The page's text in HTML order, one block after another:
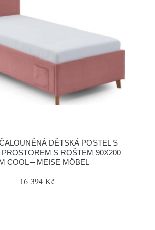
DĚTSKÁ POSTEL S
S ROŠTEM 90X200
COOL – MEISE MÖBEL
16 394 Kč